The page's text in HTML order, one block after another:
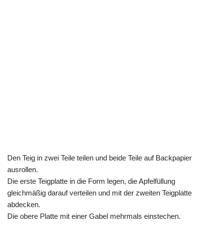
Den Teig in zwei Teile teilen und beide Teile auf Backpapier
ausrollen.
Die erste Teigplatte in die Form legen, die Apfelfüllung
gleichmäßig darauf verteilen und mit der zweiten Teigplatte
abdecken.
Die obere Platte mit einer Gabel mehrmals einstechen.